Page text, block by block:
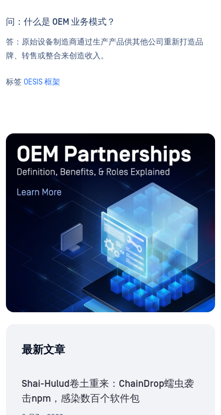
问：什么是 OEM 业务模式？
答：原始设备制造商通过生产产品供其他公司重新打造品
牌、转售或整合来创造收入。
标签 OESIS 框架
最新文章
Shai-Hulud卷土重来：ChainDrop蠕虫袭
击npm，感染数百个软件包